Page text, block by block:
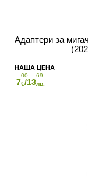
Адаптери за
7
00
€/13
69
лв.